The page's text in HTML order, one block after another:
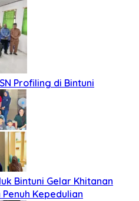
Profiling di Bintuni
Bintuni Gelar Khitanan
Kepedulian